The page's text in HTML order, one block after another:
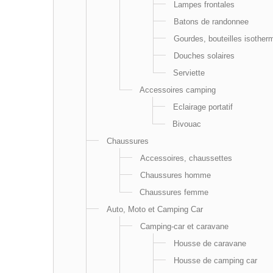
Lampes frontales
Batons de randonnee
Gourdes, bouteilles
Douches solaires
Serviette
Accessoires camping
Eclairage portatif
Bivouac
Chaussures
Accessoires, chaussettes
Chaussures homme
Chaussures femme
Auto, Moto et Camping Car
Camping-car et caravane
Housse de caravane
Housse de camping car